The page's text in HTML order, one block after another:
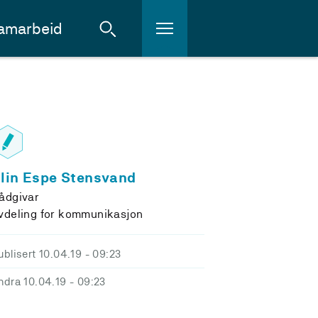
Espe Stensvand
for kommunikasjon
10.04.19 - 09:23
10.04.19 - 09:23